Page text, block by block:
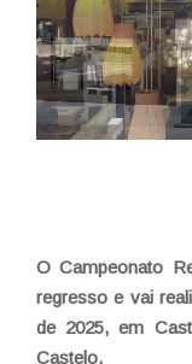
O Campeonato
regresso e vai
de 2025, em
Castelo.